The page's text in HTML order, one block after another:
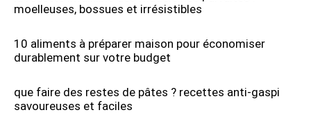
moelleuses, bossues et irrésistibles
10 aliments à préparer maison pour économiser
durablement sur votre budget
que faire des restes de pâtes ? recettes anti-gaspi
savoureuses et faciles